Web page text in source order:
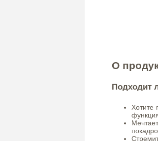
О
Подходит
Хотите